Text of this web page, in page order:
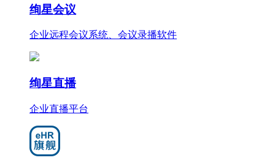
绚星会议
企业远程会议系统、会议录播软件
绚星直播
企业直播平台